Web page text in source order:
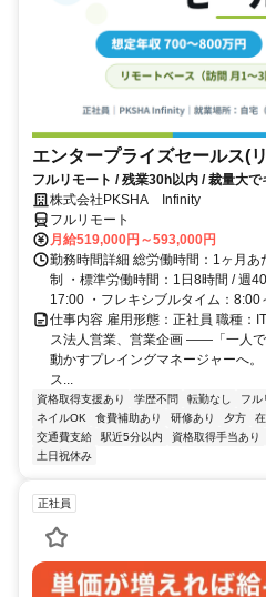
エンタープライズセールス(
フルリモート / 残業30h以内 / 裁量大
株式会社PKSHA Infinity
フルリモート
月給519,000円～593,000円
勤務時間詳細 総労働時間：1ヶ月
制 ・標準労働時間：1日8時間 / 週
17:00 ・フレキシブルタイム：8:00
仕事内容 雇用形態：正社員 職種：
ス法人営業、営業企画 ――「一人
動かすプレイングマネージャーへ
ス...
資格取得支援あり 学歴不問 転勤なし フル
ネイルOK
食費補助あり 研修あり 夕方
交通費支給
駅近5分以内 資格取得手当あり
土日祝休み
正社員